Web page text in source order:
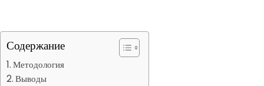
Содержание
Методология
Выводы